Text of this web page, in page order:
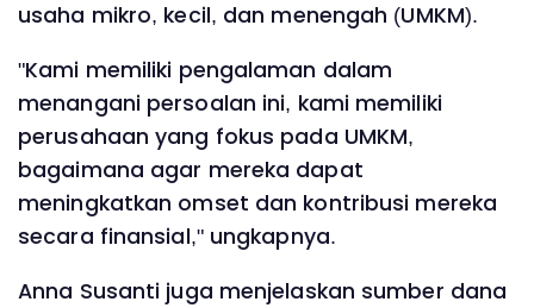
usaha mikro, kecil, dan menengah (UMKM).
"Kami memiliki pengalaman dalam
menangani persoalan ini, kami memiliki
perusahaan yang fokus pada UMKM,
bagaimana agar mereka dapat
meningkatkan omset dan kontribusi mereka
secara finansial," ungkapnya.
Anna Susanti juga menjelaskan sumber dana